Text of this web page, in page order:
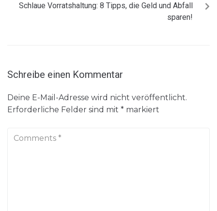
Schlaue Vorratshaltung: 8 Tipps, die Geld und Abfall
sparen!
Schreibe einen Kommentar
Deine E-Mail-Adresse wird nicht veröffentlicht.
Erforderliche Felder sind mit * markiert